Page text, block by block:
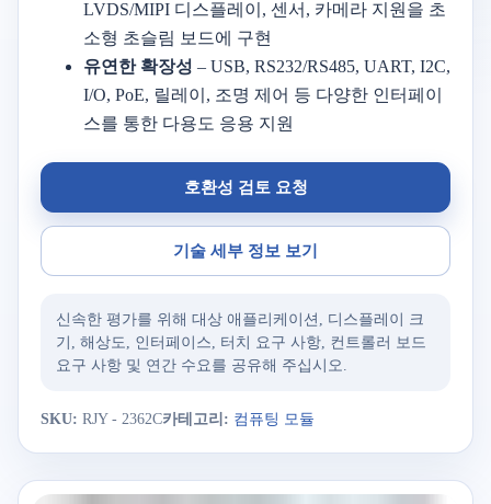
LVDS/MIPI 디스플레이, 센서, 카메라 지원을 초
소형 초슬림 보드에 구현
유연한 확장성 – USB, RS232/RS485, UART, I2C,
I/O, PoE, 릴레이, 조명 제어 등 다양한 인터페이
스를 통한 다용도 응용 지원
호환성 검토 요청
기술 세부 정보 보기
신속한 평가를 위해 대상 애플리케이션, 디스플레이 크
기, 해상도, 인터페이스, 터치 요구 사항, 컨트롤러 보드
요구 사항 및 연간 수요를 공유해 주십시오.
SKU: RJY - 2362C카테고리: 컴퓨팅 모듈